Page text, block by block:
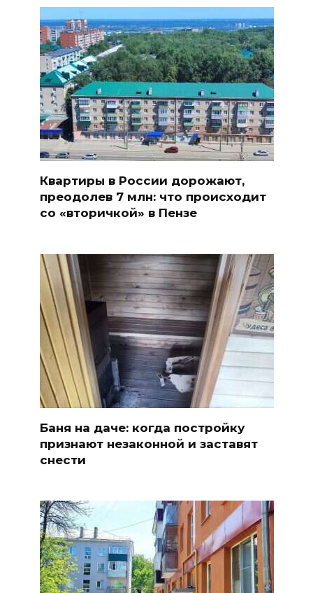
Квартиры в России дорожают,
преодолев 7 млн: что происходит
со «вторичкой» в Пензе
Баня на даче: когда постройку
признают незаконной и заставят
снести